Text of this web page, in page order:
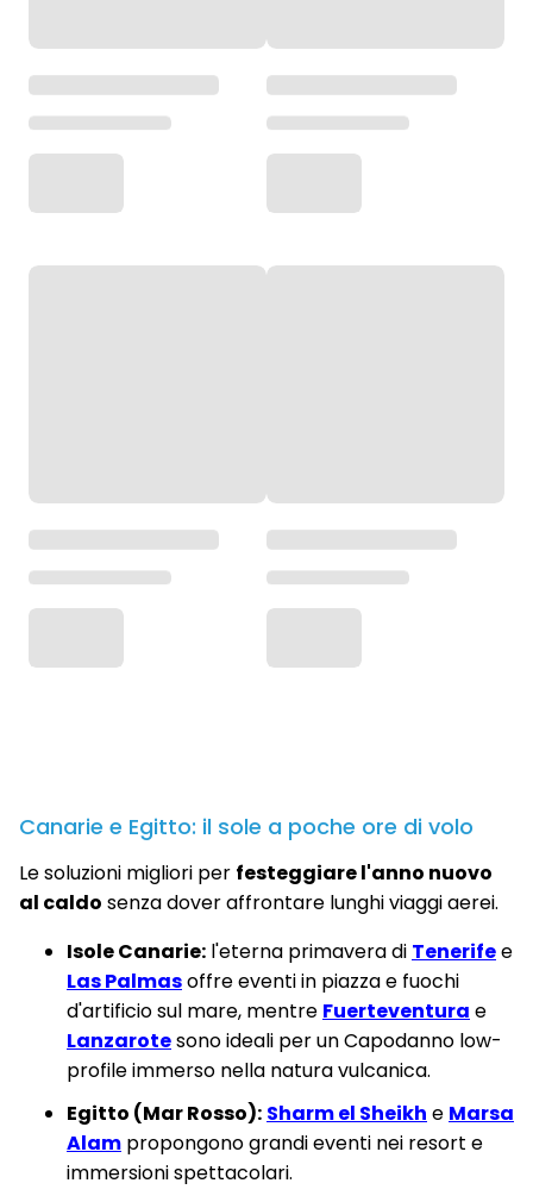
Canarie e Egitto: il sole a poche ore di volo
Le soluzioni migliori per festeggiare l'anno nuovo
al caldo senza dover affrontare lunghi viaggi aerei.
Isole Canarie: l'eterna primavera di Tenerifee
Las Palmasoffre eventi in piazza e fuochi
d'artificio sul mare, mentre Fuerteventura e
Lanzarotesono ideali per un Capodanno low-
profile immerso nella natura vulcanica.
Egitto (Mar Rosso): Sharm el Sheikh e Marsa
Alam propongono grandi eventi nei resort e
immersioni spettacolari.